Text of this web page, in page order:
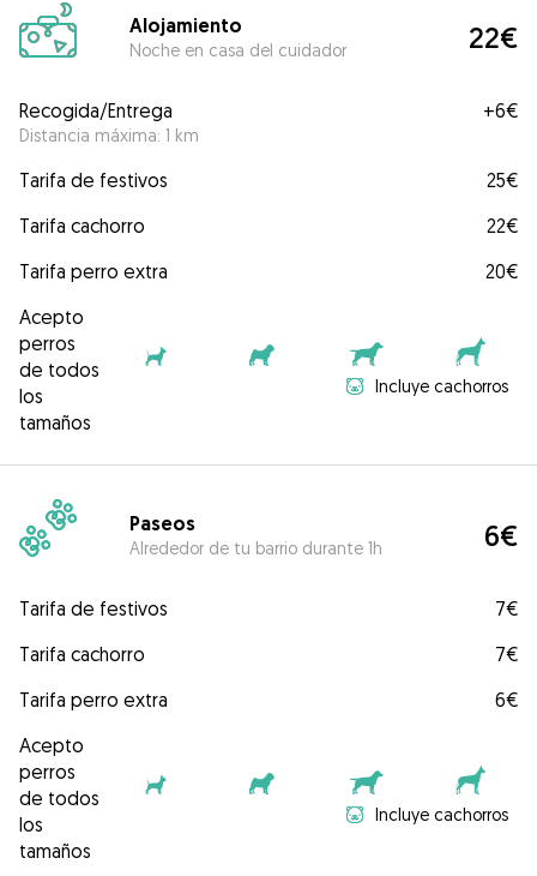
Alojamiento
Noche en casa del cuidador 22€
Recogida/Entrega
Distancia máxima: 1 km
+6€
Tarifa de festivos
25€
Tarifa cachorro
22€
Tarifa perro extra
20€
Acepto
perros
de todos
los
tamaños
Incluye cachorros
Paseos
Alrededor de tu barrio durante 1h 6€
Tarifa de festivos
7€
Tarifa cachorro
7€
Tarifa perro extra
6€
Acepto
perros
de todos
los
tamaños
Incluye cachorros